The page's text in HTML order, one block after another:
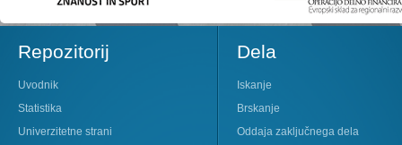
Repozitorij
Uvodnik
Statistika
Univerzitetne strani
Dela
Iskanje
Brskanje
Oddaja zaključnega dela